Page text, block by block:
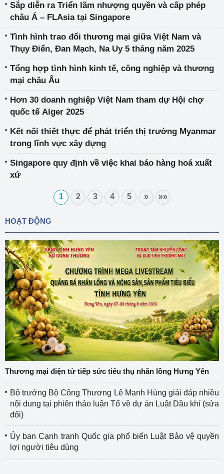
Sắp diễn ra Triển lãm nhượng quyền và cấp phép
châu Á – FLAsia tại Singapore
Tình hình trao đổi thương mại giữa Việt Nam và
Thụy Điển, Đan Mạch, Na Uy 5 tháng năm 2025
Tổng hợp tình hình kinh tế, công nghiệp và thương
mại châu Âu
Hơn 30 doanh nghiệp Việt Nam tham dự Hội chợ
quốc tế Alger 2025
Kết nối thiết thực để phát triển thị trường Myanmar
trong lĩnh vực xây dựng
Singapore quy định về việc khai báo hàng hoá xuất
xứ
1 2 3 4 5 » »»
HOẠT ĐỘNG
Thương mại điện tử tiếp sức tiêu thụ nhãn lồng Hưng Yên
Bộ trưởng Bộ Công Thương Lê Mạnh Hùng giải đáp nhiều
nội dung tại phiên thảo luận Tổ về dự án Luật Dầu khí (sửa
đổi)
Ủy ban Cạnh tranh Quốc gia phổ biến Luật Bảo vệ quyền
lợi người tiêu dùng